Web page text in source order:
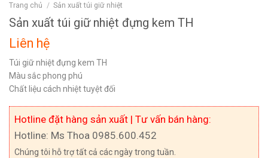
Trang chủ / Sản xuất túi giữ nhiệt
Sản xuất túi giữ nhiệt đựng kem TH
Liên hệ
Túi giữ nhiệt đựng kem TH
Màu sắc phong phú
Chất liệu cách nhiệt tuyệt đối
Hotline đặt hàng sản xuất | Tư vấn bán hàng:
Hotline: Ms Thoa 0985.600.452
Chúng tôi hỗ trợ tất cả các ngày trong tuần.